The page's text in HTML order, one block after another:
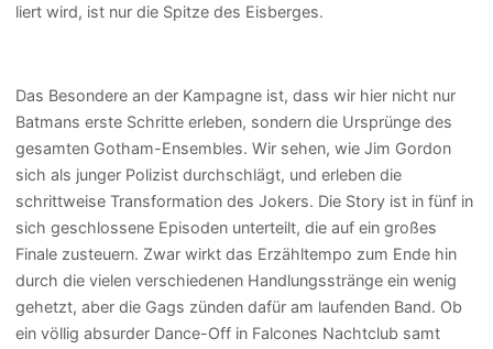
lie­rt wird, ist nur die Spitze des Eisberges.
Das Besondere an der Kampagne ist, dass wir hier nicht nur
Batmans erste Schritte erleben, sondern die Ursprünge des
gesamten Gotham-Ensembles. Wir sehen, wie Jim Gordon
sich als junger Polizist durchschlägt, und erleben die
schrittweise Transformation des Jokers. Die Story ist in fünf in
sich geschlossene Episoden unterteilt, die auf ein großes
Finale zusteuern. Zwar wirkt das Erzähltempo zum Ende hin
durch die vielen verschiedenen Handlungsstränge ein wenig
gehetzt, aber die Gags zünden dafür am laufenden Band. Ob
ein völlig absurder Dance-Off in Falcones Nachtclub samt